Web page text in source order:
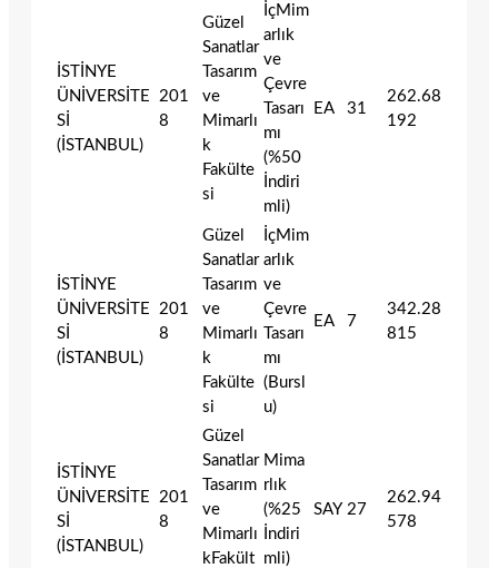
İSTİNYE
ÜNİVERSİTE
Sİ
(İSTANBUL)
201
8
Güzel
Sanatlar
Tasarım
ve
Mimarlı
k
Fakülte
si
İçMim
arlık
ve
Çevre
Tasarı
mı
(%50
İndiri
mli)
EA 31
262.68
192
İSTİNYE
ÜNİVERSİTE
Sİ
(İSTANBUL)
201
8
Güzel
Sanatlar
Tasarım
ve
Mimarlı
k
Fakülte
si
İçMim
arlık
ve
Çevre
Tasarı
mı
(Bursl
u)
EA 7
342.28
815
İSTİNYE
ÜNİVERSİTE
Sİ
(İSTANBUL)
201
8
Güzel
Sanatlar
Tasarım
ve
Mimarlı
kFakült
Mima
rlık
(%25
İndiri
mli)
SAY 27
262.94
578